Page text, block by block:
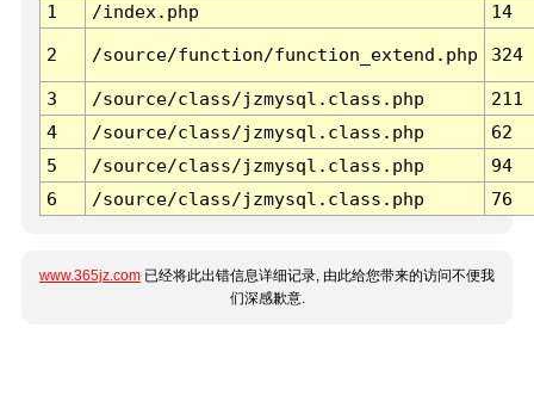
1
/index.php 14
2 /source/function/function_extend.php 324
3 /source/class/jzmysql.class.php
211
4
/source/class/jzmysql.class.php
62
5
/source/class/jzmysql.class.php
94
6
/source/class/jzmysql.class.php 76
www.365jz.com 已经将此出错信息详细记录, 由此给您带来的访问不便我
们深感歉意.